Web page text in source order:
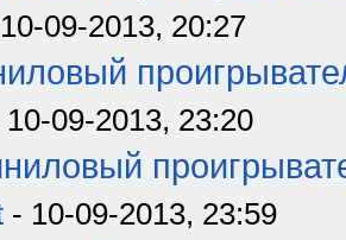
09-2013, 20:27
09-2013, 23:20
- 10-09-2013, 23:59